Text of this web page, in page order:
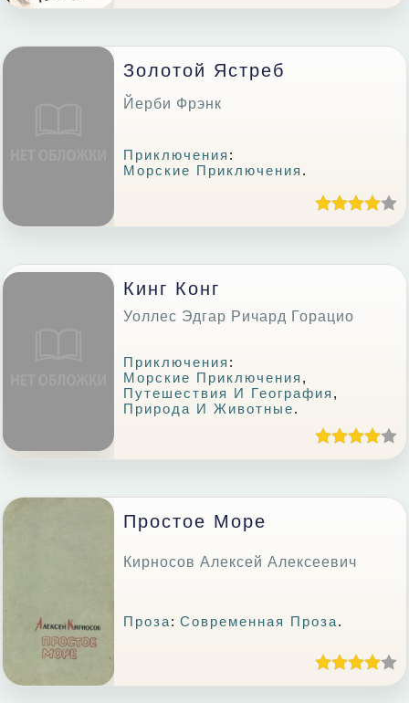
Золотой Ястреб
Йерби Фрэнк
Приключения :
Морские Приключения .
Кинг Конг
Уоллес Эдгар Ричард Горацио
Приключения :
Морские Приключения ,
Путешествия И География ,
Природа И Животные.
Простое Море
Кирносов Алексей Алексеевич
Проза:Современная Проза.